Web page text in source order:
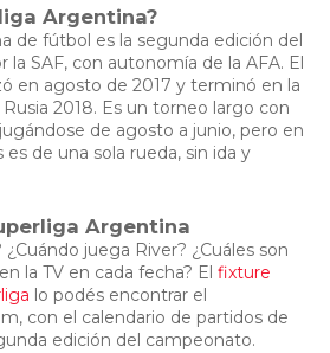
Argentina?
de fútbol es la segunda edición del
SAF, con autonomía de la AFA. El
en agosto de 2017 y terminó en la
2018. Es un torneo largo con
de agosto a junio, pero en
es de una sola rueda, sin ida y
Argentina
juega River? ¿Cuáles son
la TV en cada fecha? El fixture
lo podés encontrar el
con el calendario de partidos de
edición del campeonato.